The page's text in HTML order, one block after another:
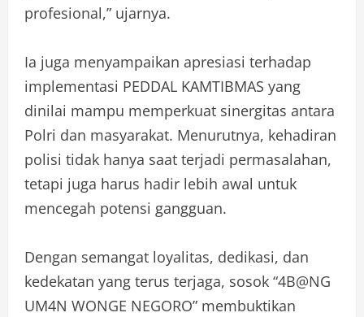
profesional,” ujarnya.
Ia juga menyampaikan apresiasi terhadap
implementasi PEDDAL KAMTIBMAS yang
dinilai mampu memperkuat sinergitas antara
Polri dan masyarakat. Menurutnya, kehadiran
polisi tidak hanya saat terjadi permasalahan,
tetapi juga harus hadir lebih awal untuk
mencegah potensi gangguan.
Dengan semangat loyalitas, dedikasi, dan
kedekatan yang terus terjaga, sosok “4B@NG
UM4N WONGE NEGORO” membuktikan